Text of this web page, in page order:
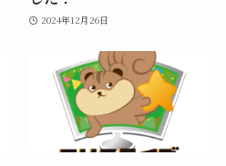
2024年12月26日